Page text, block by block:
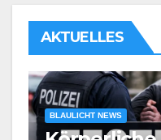
AKTUELLES
BLAULICHT NEWS